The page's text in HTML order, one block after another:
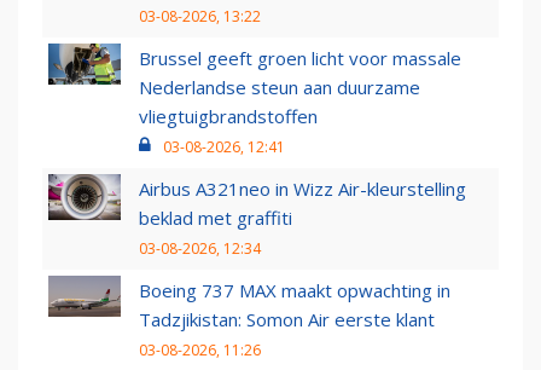
03-08-2026, 13:22
Brussel geeft groen licht voor massale
Nederlandse steun aan duurzame
vliegtuigbrandstoffen
03-08-2026, 12:41
Airbus A321neo in Wizz Air-kleurstelling
beklad met graffiti
03-08-2026, 12:34
Boeing 737 MAX maakt opwachting in
Tadzjikistan: Somon Air eerste klant
03-08-2026, 11:26